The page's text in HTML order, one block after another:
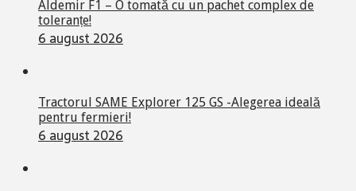
Aldemir F1 – O tomată cu un pachet complex de
toleranțe!
6 august 2026
Tractorul SAME Explorer 125 GS -Alegerea ideală
pentru fermieri!
6 august 2026